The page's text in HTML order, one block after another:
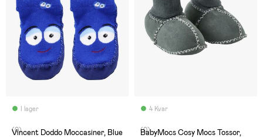
I lager
(0)
Vincent Doddo Moccasiner, Blue
4 Kvar
(0)
BabyMocs Cosy Mocs Tossor,